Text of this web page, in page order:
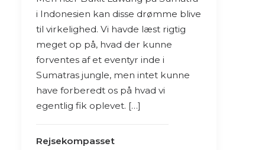
i Indonesien kan disse drømme blive
til virkelighed. Vi havde læst rigtig
meget op på, hvad der kunne
forventes af et eventyr inde i
Sumatras jungle, men intet kunne
have forberedt os på hvad vi
egentlig fik oplevet. […]
Rejsekompasset